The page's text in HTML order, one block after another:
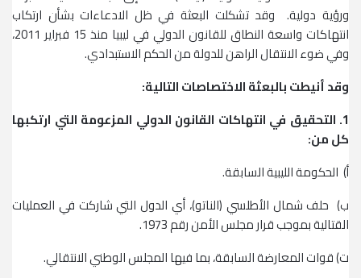
ورؤية دولية. وقد تشكلت البعثة في ظل الادعاءات بشأن ارتكاب
انتهاكات واسعة النطاق للقانون الدولي في ليبيا منذ 15 فبراير 2011،
وفي ضوء الانتقال الراهن للدولة من الحكم الاستبدادي.
وقد أنيطت بالبعثة الاختصاصات التالية:
1. التحقيق في انتهاكات القانون الدولي المزعومة التي ارتكبها
كل من:
أ‌) الحكومة الليبية السابقة.
ب‌) حلف شمال الأطلسي (الناتو)، أي الدول التي شاركت في العمليات
القتالية بموجب قرار مجلس الأمن رقم 1973.
ت‌) قوات المعارضة السابقة، بما فيها المجلس الوطني الانتقالي.